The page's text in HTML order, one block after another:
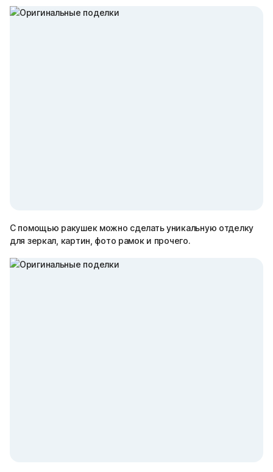
С помощью ракушек можно сделать уникальную отделку
для зеркал, картин, фото рамок и прочего.